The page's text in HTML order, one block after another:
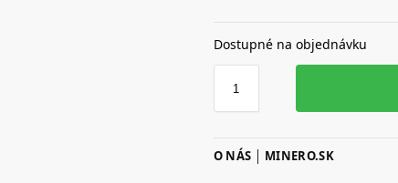
Dostupné na objednávku
O NÁS │ MINERO.SK